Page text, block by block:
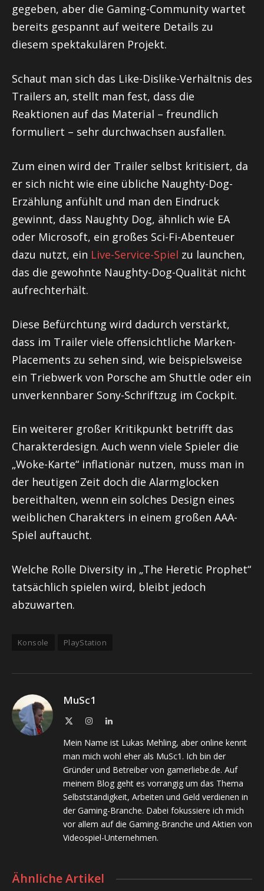
gegeben, aber die Gaming-Community wartet
bereits gespannt auf weitere Details zu
diesem spektakulären Projekt.
Schaut man sich das Like-Dislike-Verhältnis des
Trailers an, stellt man fest, dass die
Reaktionen auf das Material – freundlich
formuliert – sehr durchwachsen ausfallen.
Zum einen wird der Trailer selbst kritisiert, da
er sich nicht wie eine übliche Naughty-Dog-
Erzählung anfühlt und man den Eindruck
gewinnt, dass Naughty Dog, ähnlich wie EA
oder Microsoft, ein großes Sci-Fi-Abenteuer
dazu nutzt, ein Live-Service-Spiel zu launchen,
das die gewohnte Naughty-Dog-Qualität nicht
aufrechterhält.
Diese Befürchtung wird dadurch verstärkt,
dass im Trailer viele offensichtliche Marken-
Placements zu sehen sind, wie beispielsweise
ein Triebwerk von Porsche am Shuttle oder ein
unverkennbarer Sony-Schriftzug im Cockpit.
Ein weiterer großer Kritikpunkt betrifft das
Charakterdesign. Auch wenn viele Spieler die
„Woke-Karte“ inflationär nutzen, muss man in
der heutigen Zeit doch die Alarmglocken
bereithalten, wenn ein solches Design eines
weiblichen Charakters in einem großen AAA-
Spiel auftaucht.
Welche Rolle Diversity in „The Heretic Prophet“
tatsächlich spielen wird, bleibt jedoch
abzuwarten.
Konsole PlayStation
MuSc1
InstagramLinkedIn
Mein Name ist Lukas Mehling, aber online kennt
man mich wohl eher als MuSc1. Ich bin der
Gründer und Betreiber von gamerliebe.de. Auf
meinem Blog geht es vorrangig um das Thema
Selbstständigkeit, Arbeiten und Geld verdienen in
der Gaming-Branche. Dabei fokussiere ich mich
vor allem auf die Gaming-Branche und Aktien von
Videospiel-Unternehmen.
Ähnliche Artikel